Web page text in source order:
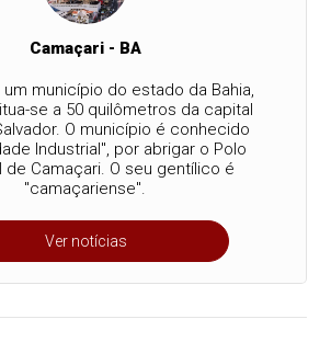
Camaçari - BA
município do estado da Bahia,
se a 50 quilômetros da capital
O município é conhecido
Industrial", por abrigar o Polo
de Camaçari. O seu gentílico é
"camaçariense".
Ver notícias